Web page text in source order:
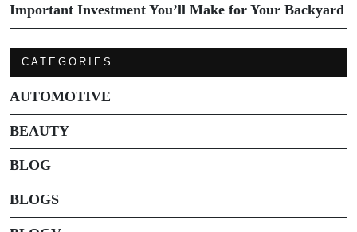
Important Investment You’ll Make for Your Backyard
CATEGORIES
AUTOMOTIVE
BEAUTY
BLOG
BLOGS